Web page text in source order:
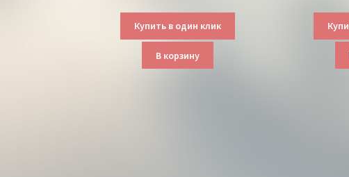
Купить в один клик
В корзину